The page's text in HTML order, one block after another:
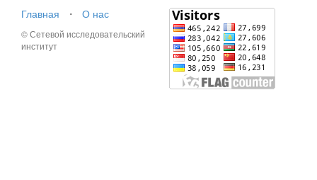
Главная
⋅ О нас
© Сетевой исследовательский
институт